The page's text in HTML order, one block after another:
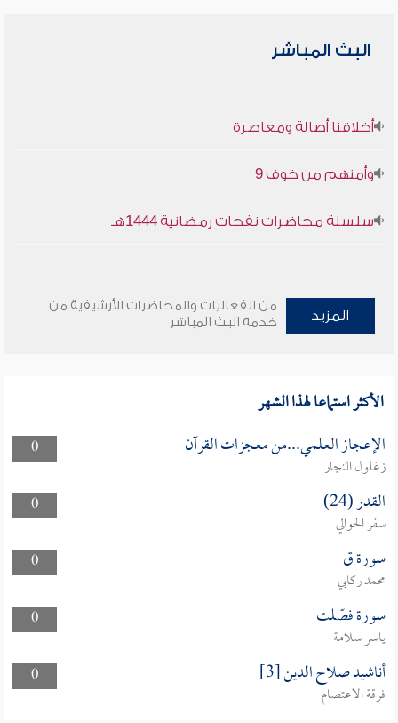
البث المباشر
أخلاقنا أصالة ومعاصرة
وأمنهم من خوف 9
سلسلة محاضرات نفحات رمضانية 1444هـ
المزيد
من الفعاليات والمحاضرات الأرشيفية من
خدمة البث المباشر
الأكثر استماعا لهذا الشهر
0 الإعجاز العلمي...من معجزات القرآن
زغلول النجار
0
القدر (24)
سفر الحوالي
0
سورة ق
محمد ركابي
0
سورة فصّلت
ياسر سلامة
0
أناشيد صلاح الدين [3]
فرقة الاعتصام